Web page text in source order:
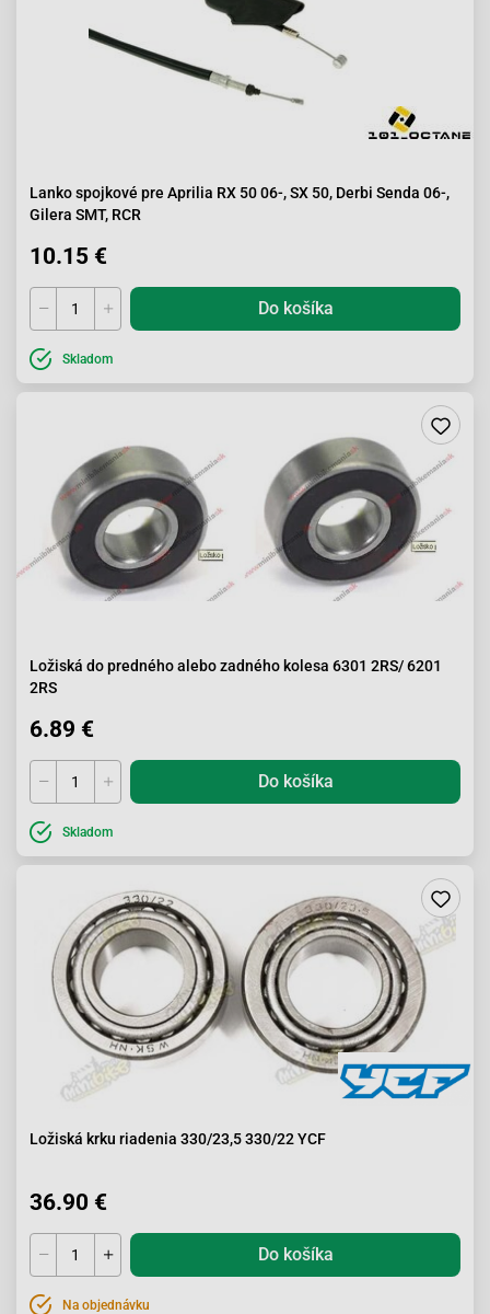
Lanko spojkové pre Aprilia RX 50 06-, SX 50, Derbi Senda 06-,
Gilera SMT, RCR
10.15 €
Do košíka
Skladom
Ložiská do predného alebo zadného kolesa 6301 2RS/ 6201
2RS
6.89 €
Do košíka
Skladom
Ložiská krku riadenia 330/23,5 330/22 YCF
36.90 €
Do košíka
Na objednávku